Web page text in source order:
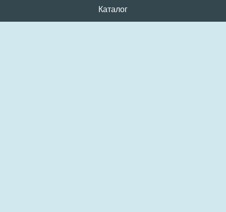
Каталог